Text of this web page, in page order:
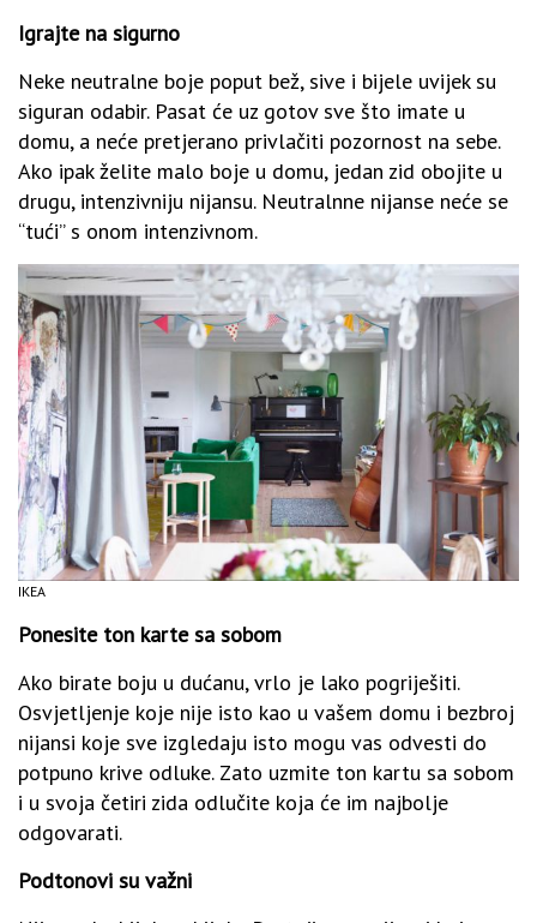
Igrajte na sigurno
Neke neutralne boje poput bež, sive i bijele uvijek su
siguran odabir. Pasat će uz gotov sve što imate u
domu, a neće pretjerano privlačiti pozornost na sebe.
Ako ipak želite malo boje u domu, jedan zid obojite u
drugu, intenzivniju nijansu. Neutralnne nijanse neće se
“tući” s onom intenzivnom.
IKEA
Ponesite ton karte sa sobom
Ako birate boju u dućanu, vrlo je lako pogriješiti.
Osvjetljenje koje nije isto kao u vašem domu i bezbroj
nijansi koje sve izgledaju isto mogu vas odvesti do
potpuno krive odluke. Zato uzmite ton kartu sa sobom
i u svoja četiri zida odlučite koja će im najbolje
odgovarati.
Podtonovi su važni